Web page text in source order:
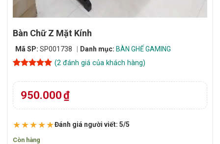
Bàn Chữ Z Mặt Kính
Mã SP: SP001738 Danh mục: BÀN GHẾ GAMING
dựa trên
đánh giá
(2đánh giá của khách hàng)
950.000₫
★★★★★Đánh giá người viết: 5/5
Còn hàng